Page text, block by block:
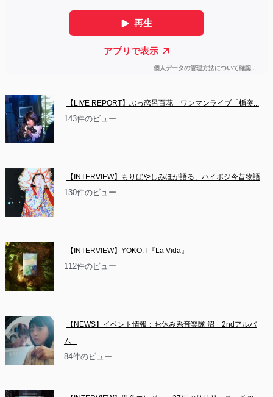
【LIVE REPORT】ぶっ恋呂百花　ワンマンライブ「楯突...
143件のビュー
【INTERVIEW】もりばやしみほが語る、ハイポジ今昔物語
130件のビュー
【INTERVIEW】YOKO.T『La Vida』
112件のビュー
【NEWS】イベント情報：お休み系音楽隊 沼　2ndアルバ
ム...
84件のビュー